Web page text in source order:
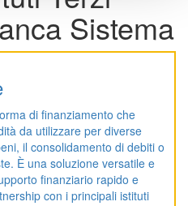
Sistema
di finanziamento che
da utilizzare per diverse
il consolidamento di debiti o
È una soluzione versatile e
finanziario rapido e
con i principali istituti